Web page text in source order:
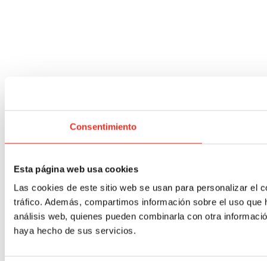
Consentimiento
Esta página web usa cookies
Las cookies de este sitio web se usan para personalizar el
tráfico. Además, compartimos información sobre el uso
análisis web, quienes pueden combinarla con otra
haya hecho de sus servicios.